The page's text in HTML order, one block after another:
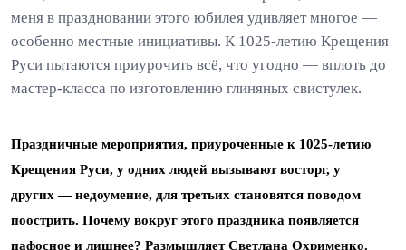
меня в праздновании этого юбилея удивляет многое —
особенно местные инициативы. К 1025-летию Крещения
Руси пытаются приурочить всё, что угодно — вплоть до
мастер-класса по изготовлению глиняных свистулек.
Праздничные мероприятия, приуроченные к 1025-летию
Крещения Руси, у одних людей вызывают восторг, у
других — недоумение, для третьих становятся поводом
поострить. Почему вокруг этого праздника появляется
пафосное и лишнее? Размышляет Светлана Охрименко.